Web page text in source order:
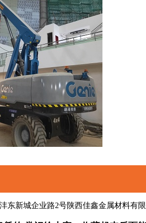
市沣东新城企业路2号陕西佳鑫金属材料有